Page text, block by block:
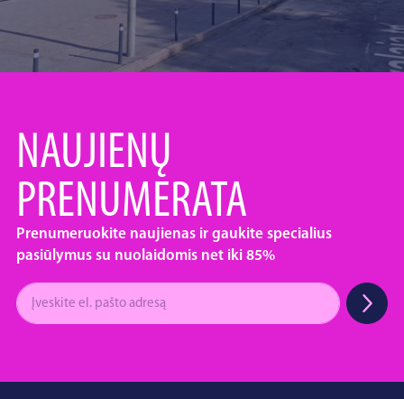
NAUJIENŲ
PRENUMERATA
Prenumeruokite naujienas ir gaukite specialius
pasiūlymus su nuolaidomis net iki 85%